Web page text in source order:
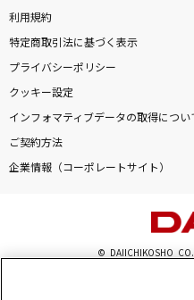
利用規約
特定商取引法に基づく表示
プライバシーポリシー
クッキー設定
インフォマティブデータの取得につい
ご契約方法
企業情報（コーポレートサイト）
© DAIICHIKOSHO
このサイトに掲載されている一切の文章